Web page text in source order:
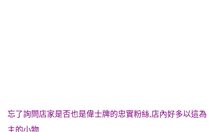
忘了詢問店家是否也是偉士牌的忠實粉絲,店內好多以這為
主的小物